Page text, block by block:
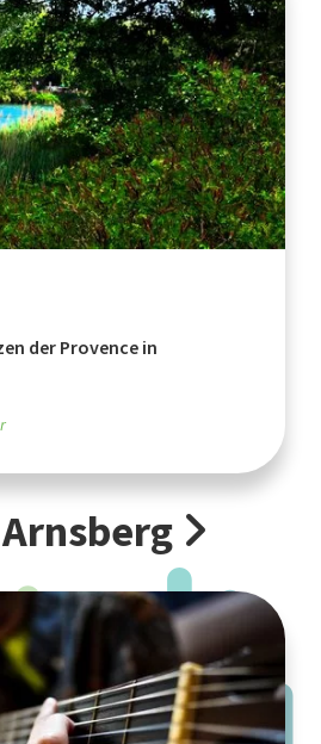
der Provence in